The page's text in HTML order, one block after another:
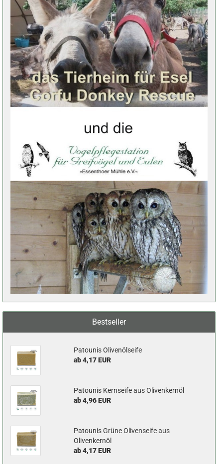
Bestseller
Patounis Olivenölseife
ab 4,17 EUR
Patounis Kernseife aus Olivenkernöl
ab 4,96 EUR
Patounis Grüne Olivenseife aus
Olivenkernöl
ab 4,17 EUR